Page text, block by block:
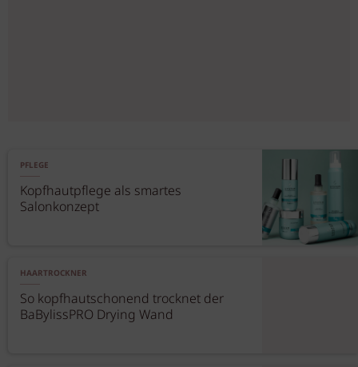
PFLEGE
Kopfhautpflege als smartes
Salonkonzept
HAARTROCKNER
So kopfhautschonend trocknet der
BaBylissPRO Drying Wand